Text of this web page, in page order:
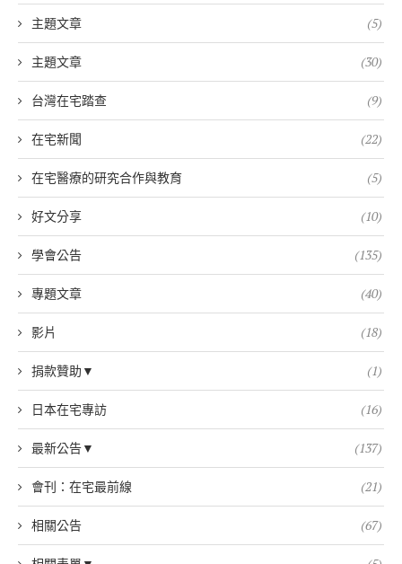
主題文章 (5)
主題文章 (30)
台灣在宅踏查 (9)
在宅新聞 (22)
在宅醫療的研究合作與教育 (5)
好文分享 (10)
學會公告 (135)
專題文章 (40)
影片 (18)
捐款贊助▼ (1)
日本在宅專訪 (16)
最新公告▼ (137)
會刊：在宅最前線 (21)
相關公告 (67)